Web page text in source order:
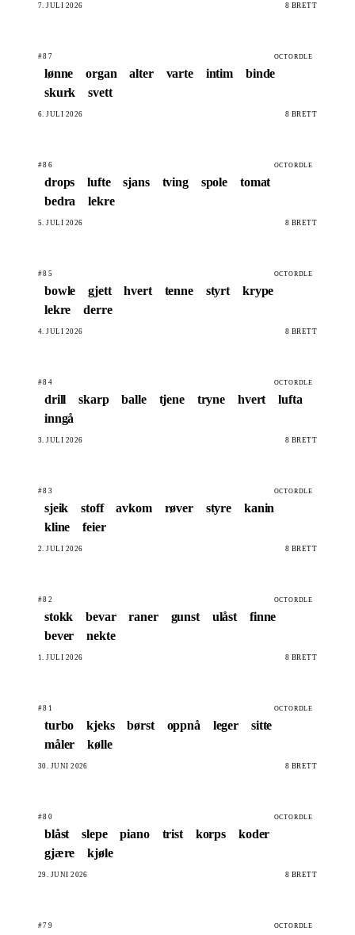
7. JULI 2026 8 BRETT
#87 OCTORDLE
lønne organ alter varte intim
binde
skurk
svett
6. JULI 2026 8 BRETT
#86 OCTORDLE
drops lufte sjans tving spole
tomat
bedra
lekre
5. JULI 2026 8 BRETT
#85 OCTORDLE
bowle gjett hvert tenne styrt
krype
lekre
derre
4. JULI 2026 8 BRETT
#84 OCTORDLE
drill skarp balle tjene tryne hvert
lufta
inngå
3. JULI 2026 8 BRETT
#83 OCTORDLE
sjeik stoff avkom røver styre
kanin
kline
feier
2. JULI 2026 8 BRETT
#82 OCTORDLE
stokk bevar raner gunst ulåst
finne
bever
nekte
1. JULI 2026 8 BRETT
#81 OCTORDLE
turbo kjeks børst oppnå leger
sitte
måler
kølle
30. JUNI 2026 8 BRETT
#80 OCTORDLE
blåst slepe piano trist korps
koder
gjære
kjøle
29. JUNI 2026 8 BRETT
#79 OCTORDLE